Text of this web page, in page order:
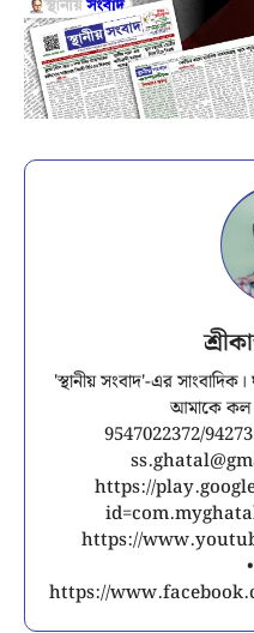
'স্থানীয় সংবাদ'-এর
আমাকে কল
9547022372/
https://
https://
https://